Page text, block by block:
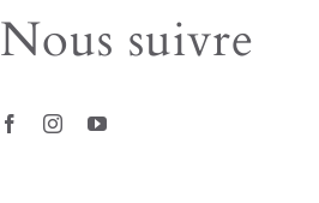
Nous suivre